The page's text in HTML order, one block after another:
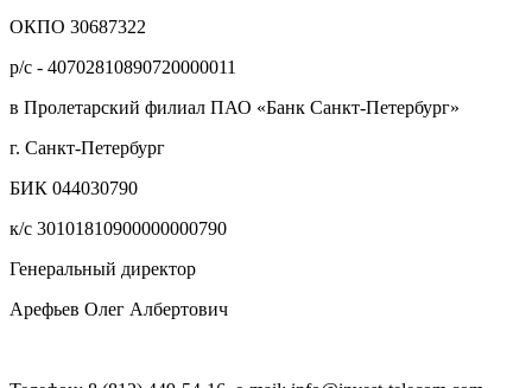
ОКПО 30687322
р/с - 40702810890720000011
в Пролетарский филиал ПАО «Банк Санкт-Петербург»
г. Санкт-Петербург
БИК 044030790
к/с 30101810900000000790
Генеральный директор
Арефьев Олег Албертович